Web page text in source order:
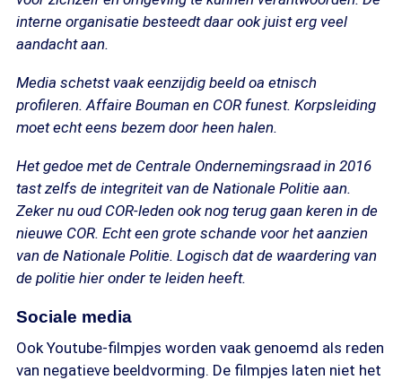
interne organisatie besteedt daar ook juist erg veel
aandacht aan.
Media schetst vaak eenzijdig beeld oa etnisch
profileren. Affaire Bouman en COR funest. Korpsleiding
moet echt eens bezem door heen halen.
Het gedoe met de Centrale Ondernemingsraad in 2016
tast zelfs de integriteit van de Nationale Politie aan.
Zeker nu oud COR-leden ook nog terug gaan keren in de
nieuwe COR. Echt een grote schande voor het aanzien
van de Nationale Politie. Logisch dat de waardering van
de politie hier onder te leiden heeft.
Sociale media
Ook Youtube-filmpjes worden vaak genoemd als reden
van negatieve beeldvorming. De filmpjes laten niet het